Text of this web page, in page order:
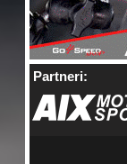
Partneri: